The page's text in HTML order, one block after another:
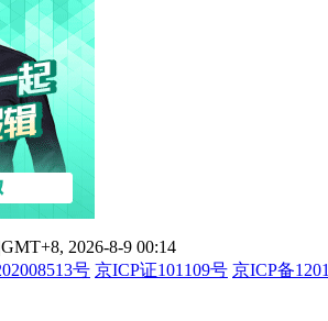
GMT+8, 2026-8-9 00:14
号 京ICP证101109号 京ICP备